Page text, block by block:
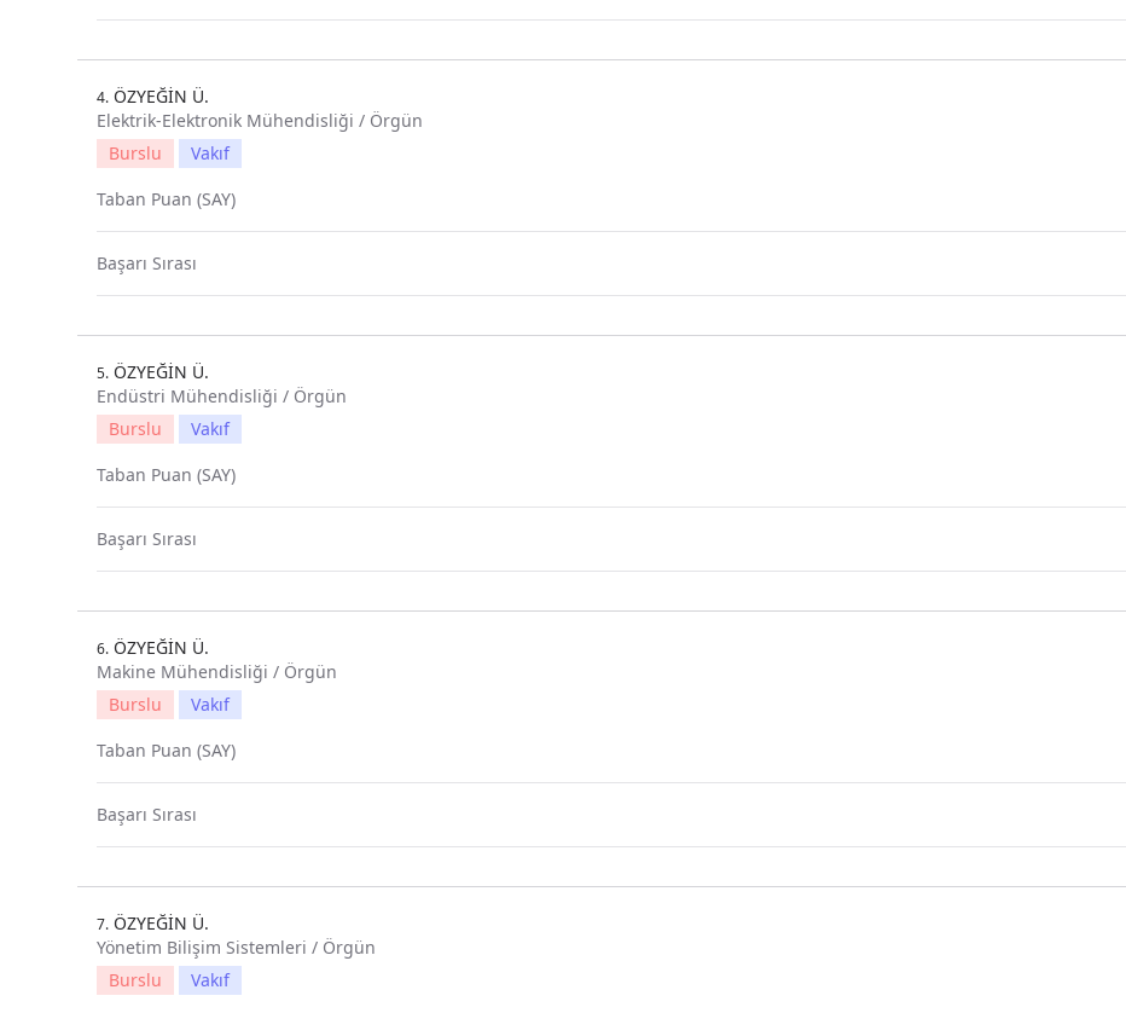
4. ÖZYEĞİN Ü.
Elektrik-Elektronik Mühendisliği / Örgün
Burslu
Vakıf
Taban Puan (SAY)
Başarı Sırası
5. ÖZYEĞİN Ü.
Endüstri Mühendisliği / Örgün
Burslu
Vakıf
Taban Puan (SAY)
Başarı Sırası
6. ÖZYEĞİN Ü.
Makine Mühendisliği / Örgün
Burslu
Vakıf
Taban Puan (SAY)
Başarı Sırası
7. ÖZYEĞİN Ü.
Yönetim Bilişim Sistemleri / Örgün
Burslu
Vakıf